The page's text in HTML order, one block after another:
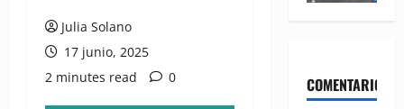
Julia Solano
17 junio, 2025
2 minutes read
0
COMENTARIOS